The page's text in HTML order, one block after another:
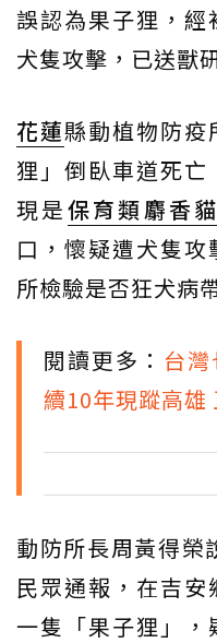
誤認為果子狸，
犬隻攻擊，已送獸
花蓮縣動植物防疫
狸」倒臥車道死
現是保育類麝香貓
口，懷疑遭犬隻
所檢驗是否狂犬病
閱讀更多： 台
續10年現蹤高雄
動防所長周黃得榮
民眾通報，在吉
一隻「果子狸」